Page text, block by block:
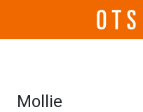
Mollie